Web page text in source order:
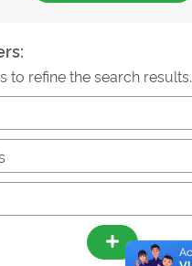
to refine the search results.